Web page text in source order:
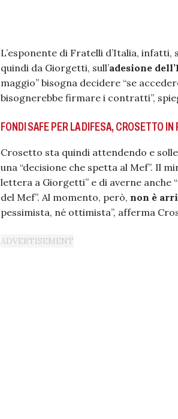
L’esponente di Fratelli d’Italia,
quindi da Giorgetti, sull’adesione
maggio” bisogna decidere “se
bisognerebbe firmare i contratti”,
FONDI SAFE PER LA DIFESA, CROSETTO
Crosetto sta quindi attendendo e
una “decisione che spetta al Mef”. Il
lettera a Giorgetti” e di averne anche
del Mef”. Al momento, però, non è
pessimista, né ottimista”, afferma